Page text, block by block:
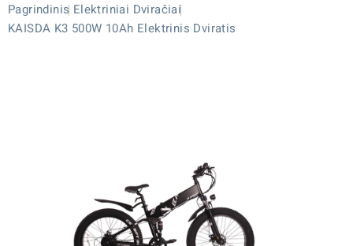
Pagrindinis Elektriniai Dviračiai
KAISDA K3 500W 10Ah Elektrinis Dviratis